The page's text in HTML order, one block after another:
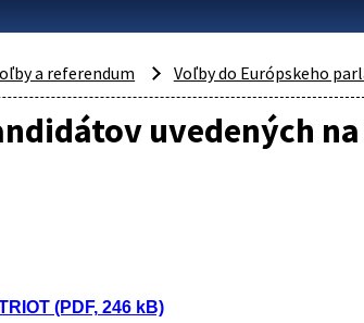
a referendum Voľby do Európskeho
uvedených
(PDF, 246 kB)